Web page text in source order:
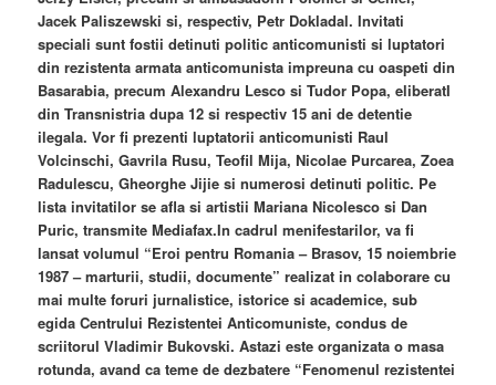
Jacek Paliszewski si, respectiv, Petr Dokladal. Invitati
speciali sunt fostii detinuti politic anticomunisti si luptatori
din rezistenta armata anticomunista impreuna cu oaspeti din
Basarabia, precum Alexandru Lesco si Tudor Popa, eliberatI
din Transnistria dupa 12 si respectiv 15 ani de detentie
ilegala. Vor fi prezenti luptatorii anticomunisti Raul
Volcinschi, Gavrila Rusu, Teofil Mija, Nicolae Purcarea, Zoea
Radulescu, Gheorghe Jijie si numerosi detinuti politic. Pe
lista invitatilor se afla si artistii Mariana Nicolesco si Dan
Puric, transmite Mediafax.In cadrul menifestarilor, va fi
lansat volumul “Eroi pentru Romania – Brasov, 15 noiembrie
1987 – marturii, studii, documente” realizat in colaborare cu
mai multe foruri jurnalistice, istorice si academice, sub
egida Centrului Rezistentei Anticomuniste, condus de
scriitorul Vladimir Bukovski. Astazi este organizata o masa
rotunda, avand ca teme de dezbatere “Fenomenul rezistentei